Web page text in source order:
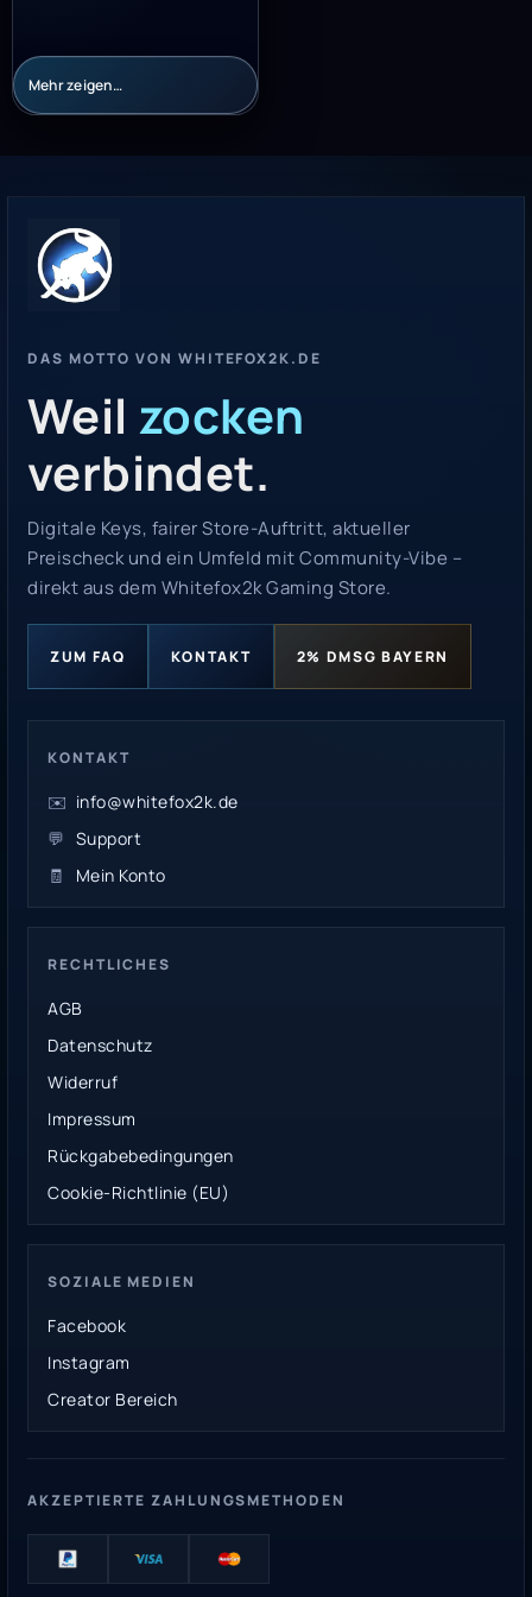
Mehr zeigen…
DAS MOTTO VON WHITEFOX2K.DE
Weil zocken
verbindet.
Digitale Keys, fairer Store-Auftritt, aktueller
Preischeck und ein Umfeld mit Community-Vibe –
direkt aus dem Whitefox2k Gaming Store.
ZUM FAQ KONTAKT 2% DMSG BAYERN
KONTAKT
✉️ info@whitefox2k.de
💬 Support
🧾
Mein Konto
RECHTLICHES
AGB
Datenschutz
Widerruf
Impressum
Rückgabebedingungen
Cookie-Richtlinie (EU)
SOZIALE MEDIEN
Facebook
Instagram
Creator Bereich
AKZEPTIERTE ZAHLUNGSMETHODEN